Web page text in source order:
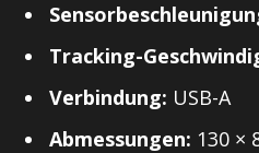
Tracking-
Verbindung: USB-A
Abmessungen: 130 ×